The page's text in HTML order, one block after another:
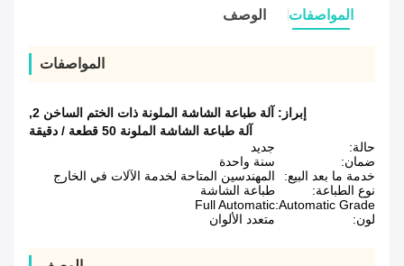
المواصفات الوصف
المواصفات
إبراز: آلة طباعة الشاشة الملونة ذات الختم الساخن 2
,
آلة طباعة الشاشة الملونة 50 قطعة / دقيقة
حالة:
جديد
ضمان:
سنة واحدة
خدمة ما بعد البيع:
المهندسين المتاحة لخدمة الآلات في الخارج
نوع الطباعة:
طباعة الشاشة
Automatic Grade:
Full Automatic
لون:
متعدد الألوان